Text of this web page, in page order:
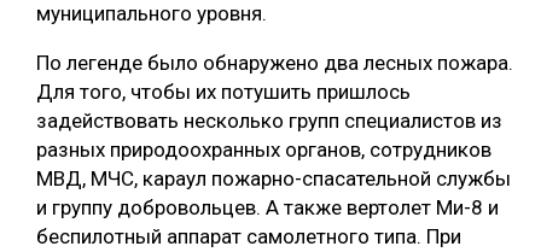
ЛЕСОПИЛЕНИЕ
ДЕРЕВЯННОЕ ДОМОСТРОЕНИЕ
БЕЗОПАСНОЕ ПРОИЗВОДСТВО
СОРТИРОВКА ДРЕВЕСИНЫ
СУШКА ДРЕВЕСИНЫ
МЕБЕЛЬНОЕ ПРОИЗВОДСТВО
муниципального уровня.
По легенде было обнаружено два лесных пожара.
Для того, чтобы их потушить пришлось
задействовать несколько групп специалистов из
разных природоохранных органов, сотрудников
МВД, МЧС, караул пожарно-спасательной службы
и группу добровольцев. А также вертолет Ми-8 и
беспилотный аппарат самолетного типа. При